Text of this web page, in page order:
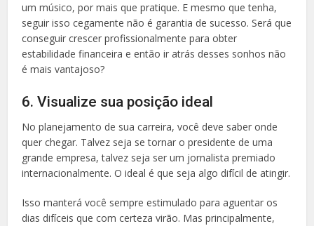
um músico, por mais que pratique. E mesmo que tenha,
seguir isso cegamente não é garantia de sucesso. Será que
conseguir crescer profissionalmente para obter
estabilidade financeira e então ir atrás desses sonhos não
é mais vantajoso?
6. Visualize sua posição ideal
No planejamento de sua carreira, você deve saber onde
quer chegar. Talvez seja se tornar o presidente de uma
grande empresa, talvez seja ser um jornalista premiado
internacionalmente. O ideal é que seja algo difícil de atingir.
Isso manterá você sempre estimulado para aguentar os
dias difíceis que com certeza virão. Mas principalmente,